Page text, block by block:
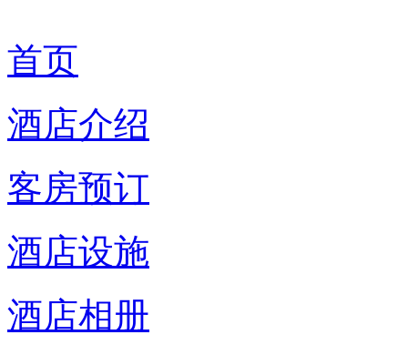
首页
酒店介绍
客房预订
酒店设施
酒店相册